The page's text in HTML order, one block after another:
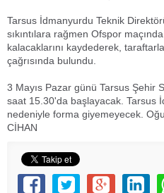
Tarsus İdmanyurdu Teknik
sıkıntılara rağmen Ofspor
kalacaklarını kaydederek,
çağrısında bulundu.
3 Mayıs Pazar günü Tarsus Şehir
saat 15.30'da başlayacak. Tarsus
nedeniyle forma giyemeyecek.
CİHAN